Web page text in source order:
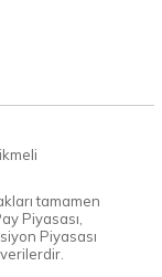
tamamen
Piyasası,
Piyasası